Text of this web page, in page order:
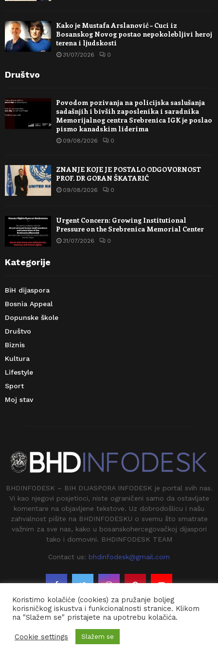
Kako je Mustafa Arslanović – Cuci iz
Bosanskog Novog postao nepokolebljivi heroj
terena i ljudskosti
31/07/2026 0
Društvo
Povodom pozivanja na policijska saslušanja
sadašnjih i bivših zaposlenika i saradnika
Memorijalnog centra Srebrenica IGK je poslao
pismo kanadskim liderima
09/08/2026 0
ZNANJE KOJE JE POSTALO ODGOVORNOST
PROF. DR GORAN ŠKATARIĆ
09/08/2026 0
Urgent Concern: Growing Institutional
Pressure on the Srebrenica Memorial Center
31/07/2026 0
Kategorije
BiH dijaspora
Bosnia Appeal
Dopunske škole
Društvo
Biznis
Kultura
Lifestyle
Sport
Moj stav
BHDINFODESK – BIH DIJASPORA INFODESK je portal svih nas.
Vi kao njegovi posjetioci, niste ograničeni samo da ostavljate
komentare na objavljene tekstove. Uz dobrodošlicu i našu
zahvalnost pišite na BHDINFODESKU o svemu što smatrate
važnim za sve nas, kako u bosanskohercegovačkoj dijaspori
tako i domovini. BHDINFODESK TEAM
Contact us: bhdinfodesk@gmail.com
@2020 - BHDINFODESK. All Right Reserved.
Koristimo kolačiće (cookies) za pružanje boljeg
korisničkog iskustva i funkcionalnosti stranice. Klikom
na "Slažem se" pristajete na upotrebu kolačića.
Cookie settings Slažem se